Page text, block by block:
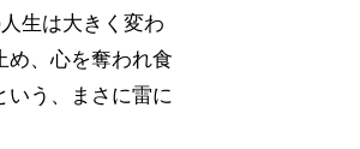
生は大きく変わ
め、心を奪われ食
いう、まさに雷に